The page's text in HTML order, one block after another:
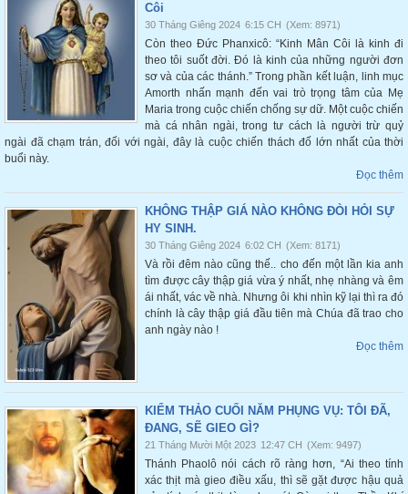
Côi
30 Tháng Giêng 2024 6:15 CH (Xem: 8971)
Còn theo Đức Phanxicô: “Kinh Mân Côi là kinh đi
theo tôi suốt đời. Đó là kinh của những người đơn
sơ và của các thánh.” Trong phần kết luận, linh mục
Amorth nhấn mạnh đến vai trò trọng tâm của Mẹ
Maria trong cuộc chiến chống sự dữ. Một cuộc chiến
mà cá nhân ngài, trong tư cách là người trừ quỷ
ngài đã chạm trán, đối với ngài, đây là cuộc chiến thách đố lớn nhất của thời
buổi này.
Đọc thêm
KHÔNG THẬP GIÁ NÀO KHÔNG ĐÒI HỎI SỰ
HY SINH.
30 Tháng Giêng 2024 6:02 CH (Xem: 8171)
Và rồi đêm nào cũng thế.. cho đến một lần kia anh
tìm được cây thập giá vừa ý nhất, nhẹ nhàng và êm
ái nhất, vác về nhà. Nhưng ôi khi nhìn kỹ lại thì ra đó
chính là cây thập giá đầu tiên mà Chúa đã trao cho
anh ngày nào !
Đọc thêm
KIỂM THẢO CUỐI NĂM PHỤNG VỤ: TÔI ĐÃ,
ĐANG, SẼ GIEO GÌ?
21 Tháng Mười Một 2023 12:47 CH (Xem: 9497)
Thánh Phaolô nói cách rõ ràng hơn, “Ai theo tính
xác thịt mà gieo điều xấu, thì sẽ gặt được hậu quả